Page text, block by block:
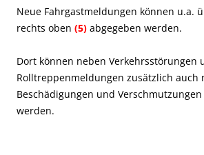
Neue Fahrgastmeldungen können u.a.
rechts oben (5) abgegeben werden.
Dort können neben Verkehrsstörungen
Rolltreppenmeldungen zusätzlich auch
Beschädigungen und Verschmutzungen
werden.